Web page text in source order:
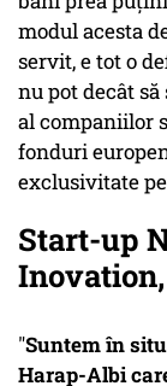
modul acesta
servit, e tot o
nu pot decât
al companiilor
fonduri
exclusivitate
Start-up
Inovation,
"Suntem în
Harap-Albi